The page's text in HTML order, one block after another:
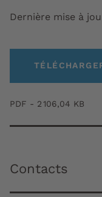
Dernière mise à
PDF - 2 106,04 KB
Contacts